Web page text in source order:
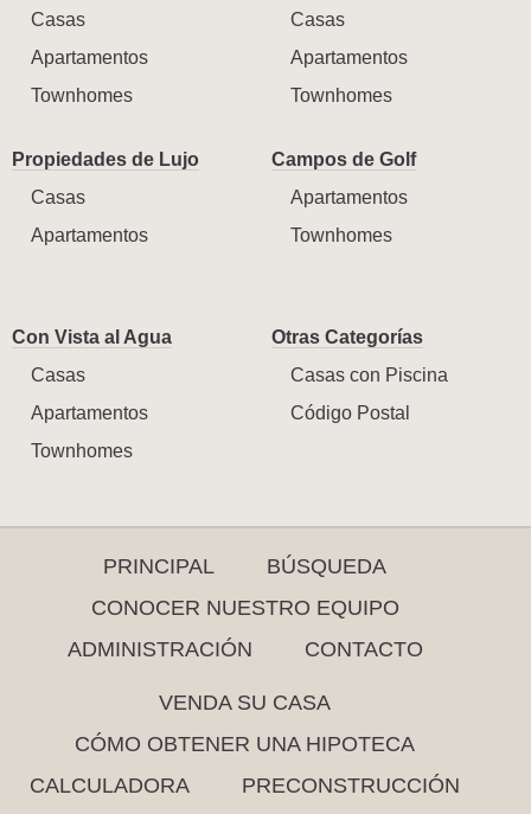
Casas
Apartamentos
Townhomes
Casas
Apartamentos
Townhomes
Propiedades de Lujo
Casas
Apartamentos
Campos de Golf
Apartamentos
Townhomes
Con Vista al Agua
Casas
Apartamentos
Townhomes
Otras Categorías
Casas con Piscina
Código Postal
PRINCIPAL
BÚSQUEDA
CONOCER NUESTRO EQUIPO
ADMINISTRACIÓN
CONTACTO
VENDA SU CASA
CÓMO OBTENER UNA HIPOTECA
CALCULADORA
PRECONSTRUCCIÓN